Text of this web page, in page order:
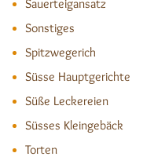
Sauerteigansatz
Sonstiges
Spitzwegerich
Süsse Hauptgerichte
Süße Leckereien
Süsses Kleingebäck
Torten